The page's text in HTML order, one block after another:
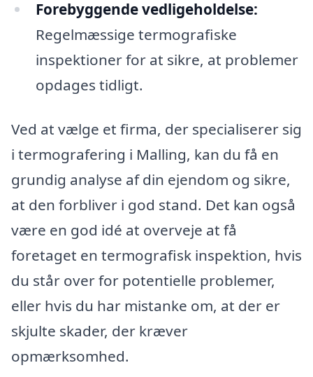
Forebyggende vedligeholdelse:
Regelmæssige termografiske
inspektioner for at sikre, at problemer
opdages tidligt.
Ved at vælge et firma, der specialiserer sig
i termografering i Malling, kan du få en
grundig analyse af din ejendom og sikre,
at den forbliver i god stand. Det kan også
være en god idé at overveje at få
foretaget en termografisk inspektion, hvis
du står over for potentielle problemer,
eller hvis du har mistanke om, at der er
skjulte skader, der kræver
opmærksomhed.